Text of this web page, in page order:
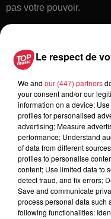
pas votre pouvoir.
Toute l'actu
6 août
À
Le respect de
We and our (447) partners
your consent and/or our
information on a device;
profiles for personalised
advertising; Measure
performance; Understand
of data from different
profiles to personalise
content; Use limited data to
detect fraud, and fix errors;
Save and communicate
process personal data such
following functionalities: